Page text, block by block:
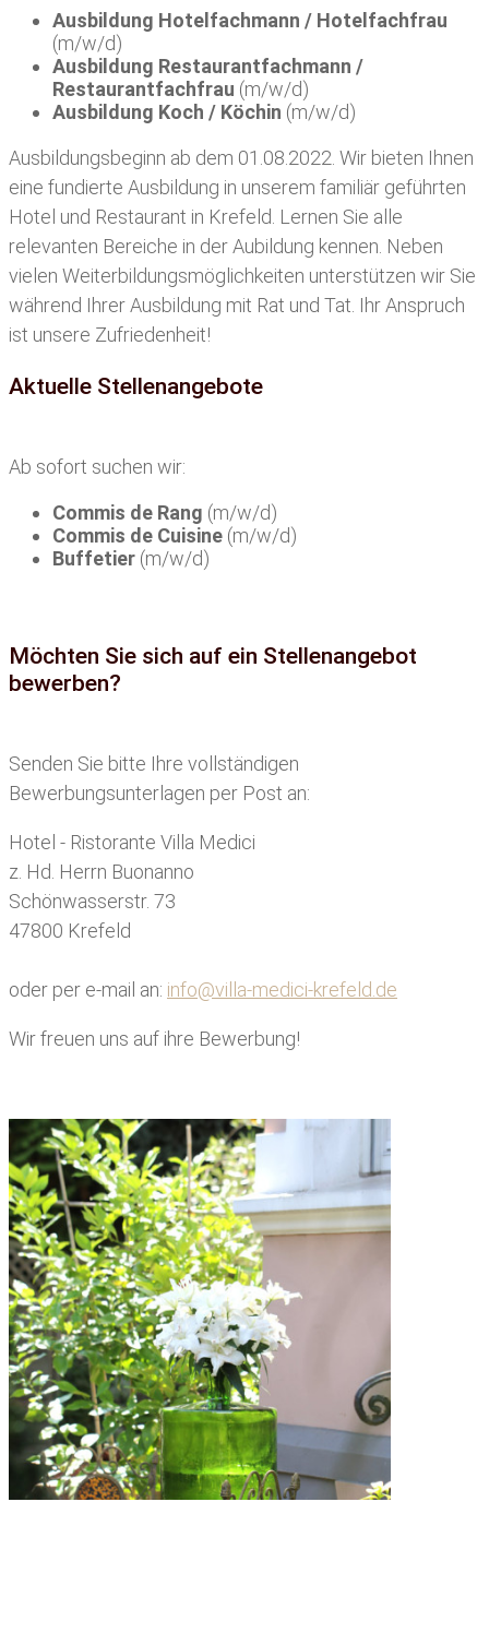
Ausbildung Hotelfachmann / Hotelfachfrau
(m/w/d)
Ausbildung Restaurantfachmann /
Restaurantfachfrau (m/w/d)
Ausbildung Koch / Köchin (m/w/d)
Ausbildungsbeginn ab dem 01.08.2022. Wir bieten Ihnen
eine fundierte Ausbildung in unserem familiär geführten
Hotel und Restaurant in Krefeld. Lernen Sie alle
relevanten Bereiche in der Aubildung kennen. Neben
vielen Weiterbildungsmöglichkeiten unterstützen wir Sie
während Ihrer Ausbildung mit Rat und Tat. Ihr Anspruch
ist unsere Zufriedenheit!
Aktuelle Stellenangebote
Ab sofort suchen wir:
Commis de Rang (m/w/d)
Commis de Cuisine (m/w/d)
Buffetier (m/w/d)
Möchten Sie sich auf ein Stellenangebot
bewerben?
Senden Sie bitte Ihre vollständigen
Bewerbungsunterlagen per Post an:
Hotel - Ristorante Villa Medici
z. Hd. Herrn Buonanno
Schönwasserstr. 73
47800 Krefeld
oder per e-mail an: info@villa-medici-krefeld.de
Wir freuen uns auf ihre Bewerbung!